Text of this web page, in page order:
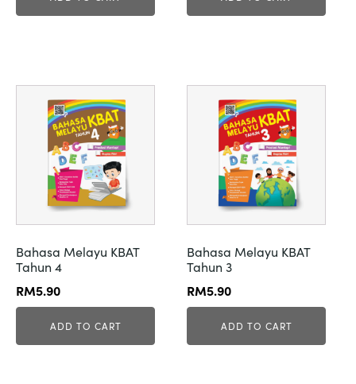
Bahasa Melayu KBAT
Tahun 4
RM5.90
ADD TO CART
Bahasa Melayu KBAT
Tahun 3
RM5.90
ADD TO CART